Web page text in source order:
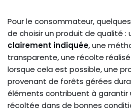
Pour le consommateur,
de choisir un produit de qualité :
clairement indiquée, une
transparente, une récolte
lorsque cela est possible, une
provenant de forêts gérées
éléments contribuent à garantir
récoltée dans de bonnes